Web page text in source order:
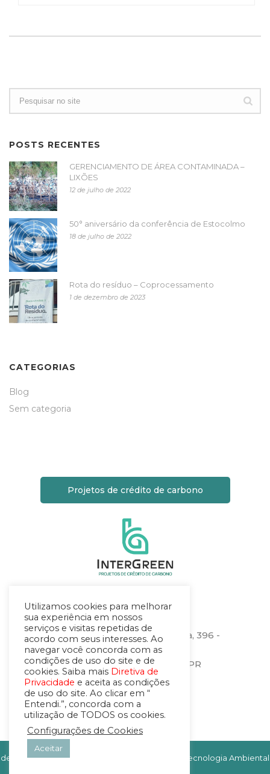
POSTS RECENTES
GERENCIAMENTO DE ÁREA CONTAMINADA –
LIXÕES
12 de julho de 2022
50° aniversário da conferência de Estocolmo
18 de julho de 2022
Rota do resíduo – Coprocessamento
1 de dezembro de 2023
CATEGORIAS
Blog
Sem categoria
Projetos de crédito de carbono
Localização
Rua Heitor Stockler de França, 396 -
sala 1506
Centro Cívico – Curitiba – PR
CEP.: 80030-030
desenvolvido com
Interbio Tecnologia Ambiental
Utilizamos cookies para melhorar
sua experiência em nossos
serviços e visitas repetidas de
acordo com seus interesses. Ao
navegar você concorda com as
condições de uso do site e de
cookies. Saiba mais Diretiva de
Privacidade e aceita as condições
de uso do site. Ao clicar em “
Entendi.”, concorda com a
utilização de TODOS os cookies.
Configurações de Cookies
Aceitar